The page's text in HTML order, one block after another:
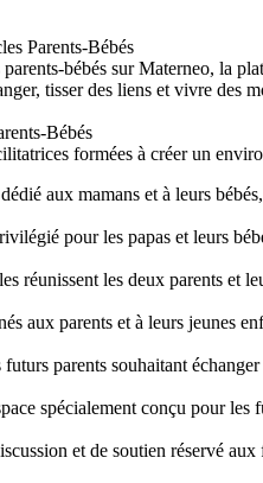
Parents-Bébés
bébés sur Materneo, la
tisser des liens et vivre des
Bébés
formées à créer un
aux mamans et à leurs
pour les papas et leurs
réunissent les deux parents et
aux parents et à leurs jeunes
futurs parents souhaitant
spécialement conçu pour les
et de soutien réservé